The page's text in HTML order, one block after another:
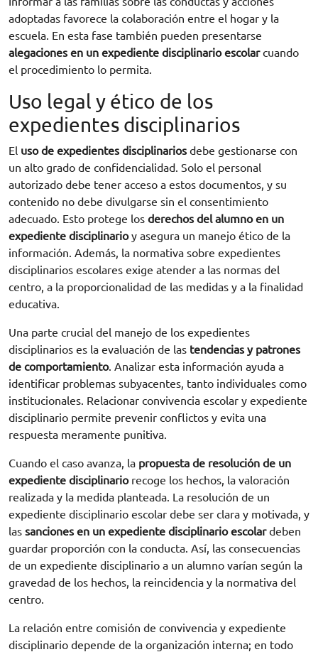
adoptadas favorece la colaboración entre el hogar y la
escuela. En esta fase también pueden presentarse
alegaciones en un expediente disciplinario escolarcuando
el procedimiento lo permita.
Uso legal y ético de los
expedientes disciplinarios
El uso de expedientes disciplinarios debe gestionarse con
un alto grado de confidencialidad. Solo el personal
autorizado debe tener acceso a estos documentos, y su
contenido no debe divulgarse sin el consentimiento
adecuado. Esto protege los derechos del alumno en un
expediente disciplinarioy asegura un manejo ético de la
información. Además, la normativa sobre expedientes
disciplinarios escolares exige atender a las normas del
centro, a la proporcionalidad de las medidas y a la finalidad
educativa.
Una parte crucial del manejo de los expedientes
disciplinarios es la evaluación de las tendencias y patrones
de comportamiento. Analizar esta información ayuda a
identificar problemas subyacentes, tanto individuales como
institucionales. Relacionar convivencia escolar y expediente
disciplinario permite prevenir conflictos y evita una
respuesta meramente punitiva.
Cuando el caso avanza, la propuesta de resolución de un
expediente disciplinariorecoge los hechos, la valoración
realizada y la medida planteada. La resolución de un
expediente disciplinario escolar debe ser clara y motivada, y
las sanciones en un expediente disciplinario escolardeben
guardar proporción con la conducta. Así, las consecuencias
de un expediente disciplinario a un alumno varían según la
gravedad de los hechos, la reincidencia y la normativa del
centro.
La relación entre comisión de convivencia y expediente
disciplinario depende de la organización interna; en todo